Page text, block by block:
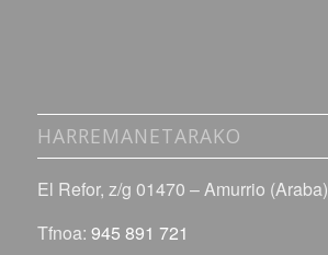
HARREMANETARAKO
El Refor, z/g 01470 – Amurrio (Araba)
Tfnoa: 945 891 721